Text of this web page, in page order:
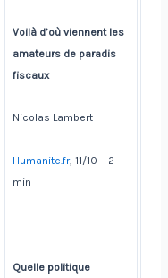
Voilà d’où viennent les
amateurs de paradis
fiscaux
Nicolas Lambert
Humanite.fr, 11/10 – 2
min
Quelle politique